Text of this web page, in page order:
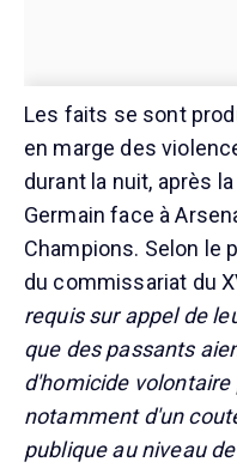
Les faits se sont
en marge des
durant la nuit, après
Germain face à
Champions. Selon le
du commissariat du
requis sur appel de
que des passants
d'homicide
notamment d'un
publique au niveau